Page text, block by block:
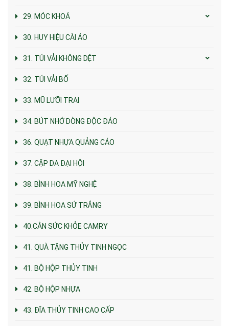
29. MÓC KHOÁ
30. HUY HIỆU CÀI ÁO
31. TÚI VẢI KHÔNG DỆT
32. TÚI VẢI BỐ
33. MŨ LƯỠI TRAI
34. BÚT NHỚ DÒNG ĐỘC ĐÁO
36. QUẠT NHỰA QUẢNG CÁO
37. CẶP DA ĐẠI HỘI
38. BÌNH HOA MỸ NGHỆ
39. BÌNH HOA SỨ TRẮNG
40.CÂN SỨC KHỎE CAMRY
41. QUÀ TẶNG THỦY TINH NGỌC
41. BỘ HỘP THỦY TINH
42. BỘ HỘP NHỰA
43. ĐĨA THỦY TINH CAO CẤP